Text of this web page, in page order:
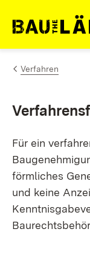
Zum Inhalt
Link zur
Verfahren
Für ein
förmliches
und keine